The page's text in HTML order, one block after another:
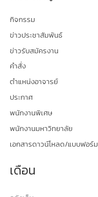
กิจกรรม
ข่าวประชาสัมพันธ์
ข่าวรับสมัครงาน
คำสั่ง
ตำแหน่งอาจารย์
ประกาศ
พนักงานพิเศษ
พนักงานมหาวิทยาลัย
เอกสารดาวน์โหลด/แบบฟอร์ม
เดือน